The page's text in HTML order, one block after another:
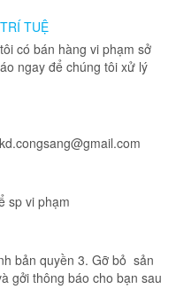
TUỆ
có bán hàng vi phạm sở
ngay để chúng tôi xử lý
sp vi phạm
bản quyền 3. Gỡ bỏ sản
gởi thông báo cho bạn sau